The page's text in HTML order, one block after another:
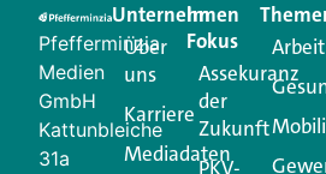
Creator für Ihre
Ihren Vertriebsalltag leichter
Login.
Jetzt anmelden
Pfefferminzia
Medien
GmbH
Kattunbleiche
31a
Unternehmen
Über
uns
Karriere
Mediadaten
Im
Fokus
Assekuranz
der
Zukunft
PKV-
Arbeit